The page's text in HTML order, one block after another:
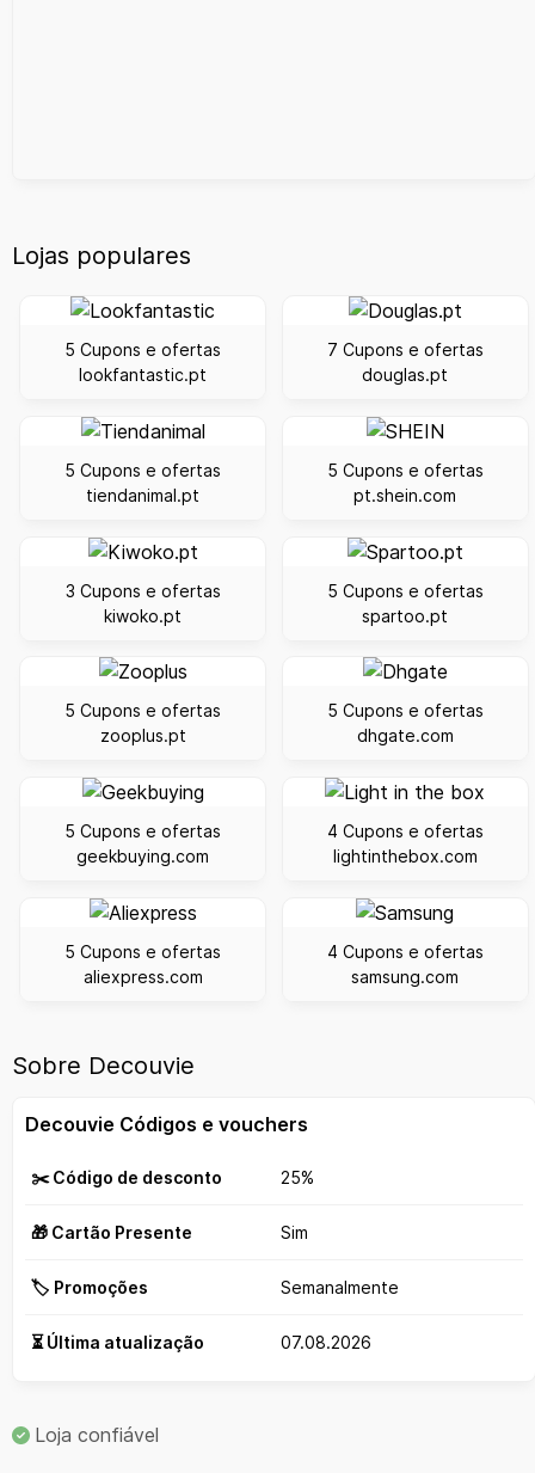
Lojas populares
5 Cupons e ofertas
lookfantastic.pt
7 Cupons e ofertas
douglas.pt
5 Cupons e ofertas
tiendanimal.pt
5 Cupons e ofertas
pt.shein.com
3 Cupons e ofertas
kiwoko.pt
5 Cupons e ofertas
spartoo.pt
5 Cupons e ofertas
zooplus.pt
5 Cupons e ofertas
dhgate.com
5 Cupons e ofertas
geekbuying.com
4 Cupons e ofertas
lightinthebox.com
5 Cupons e ofertas
aliexpress.com
4 Cupons e ofertas
samsung.com
Sobre Decouvie
Decouvie Códigos e vouchers
✂️ Código de desconto 25%
🎁 Cartão Presente Sim
🏷️ Promoções Semanalmente
⏳ Última atualização 07.08.2026
Loja confiável